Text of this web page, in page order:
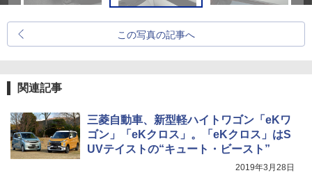
この写真の記事へ
関連記事
三菱自動車、新型軽ハイトワゴン「eKワ
ゴン」「eKクロス」。「eKクロス」はS
UVテイストの“キュート・ビースト”
2019年3月28日